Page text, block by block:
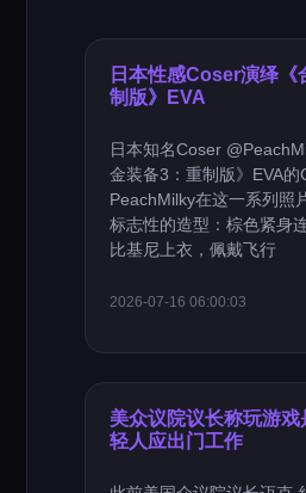
日本性感Coser演绎《
制版》EVA
日本知名Coser
金装备3：重制版》EVA的
PeachMilky在这一系列照
标志性的造型：棕色紧身
比基尼上衣，佩戴飞行
2026-07-16 06:00:03
美众议院议长称玩游
轻人应出门工作